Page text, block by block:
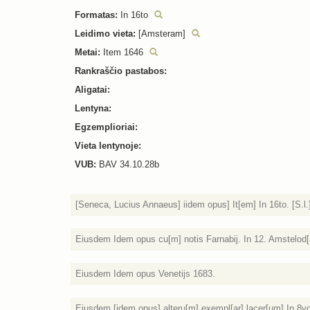
Formatas: In 16to
Leidimo vieta: [Amsteram]
Metai: Item 1646
Rankraščio pastabos:
Aligatai:
Lentyna:
Egzemplioriai:
Vieta lentynoje:
VUB: BAV 34.10.28b
[Seneca, Lucius Annaeus] iidem opus] It[em] In 16to.
Eiusdem Idem opus cu[m] notis Farnabij. In 12.
Eiusdem Idem opus Venetijs 1683.